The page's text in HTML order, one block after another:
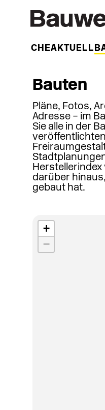
WOCHEAKTUELL
Bauten
Pläne, Fotos,
Adresse – im
Sie alle in der
darüber
gebaut hat.
+
−